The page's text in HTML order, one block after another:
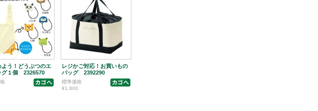
よう！どうぶつのエ
グ１個 2326570
レジかご対応！お買いもの
バッグ 2392290
標準価格
¥1,600